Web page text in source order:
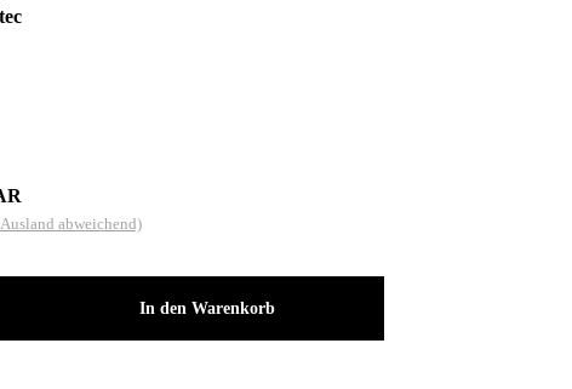
abweichend)
In den Warenkorb